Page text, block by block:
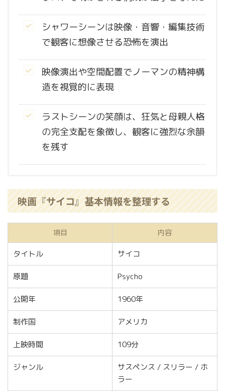
シャワーシーンは映像・音響・編集技術
で観客に想像させる恐怖を演出
映像演出や空間配置でノーマンの精神構
造を視覚的に表現
ラストシーンの笑顔は、狂気と母親人格
の完全支配を象徴し、観客に強烈な余韻
を残す
映画『サイコ』基本情報を整理する
項目 内容
タイトル サイコ
原題 Psycho
公開年 1960年
制作国 アメリカ
上映時間 109分
ジャンル
サスペンス / スリラー / ホ
ラー